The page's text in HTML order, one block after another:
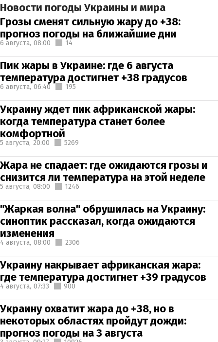
Новости погоды Украины и мира
Грозы сменят сильную жару до +38:
прогноз погоды на ближайшие дни
6 августа, 08:00 14
Пик жары в Украине: где 6 августа
температура достигнет +38 градусов
6 августа, 06:40 195
Украину ждет пик африканской жары:
когда температура станет более
комфортной
5 августа, 20:00 5269
Жара не спадает: где ожидаются грозы и
снизится ли температура на этой неделе
5 августа, 08:00 1246
"Жаркая волна" обрушилась на Украину:
синоптик рассказал, когда ожидаются
изменения
4 августа, 08:00 2306
Украину накрывает африканская жара:
где температура достигнет +39 градусов
4 августа, 07:33 900
Украину охватит жара до +38, но в
некоторых областях пройдут дожди:
прогноз погоды на 3 августа